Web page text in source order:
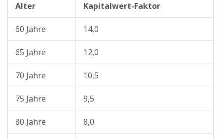
Alter Kapitalwert-Faktor
60 Jahre 14,0
65 Jahre 12,0
70 Jahre 10,5
75 Jahre 9,5
80 Jahre 8,0